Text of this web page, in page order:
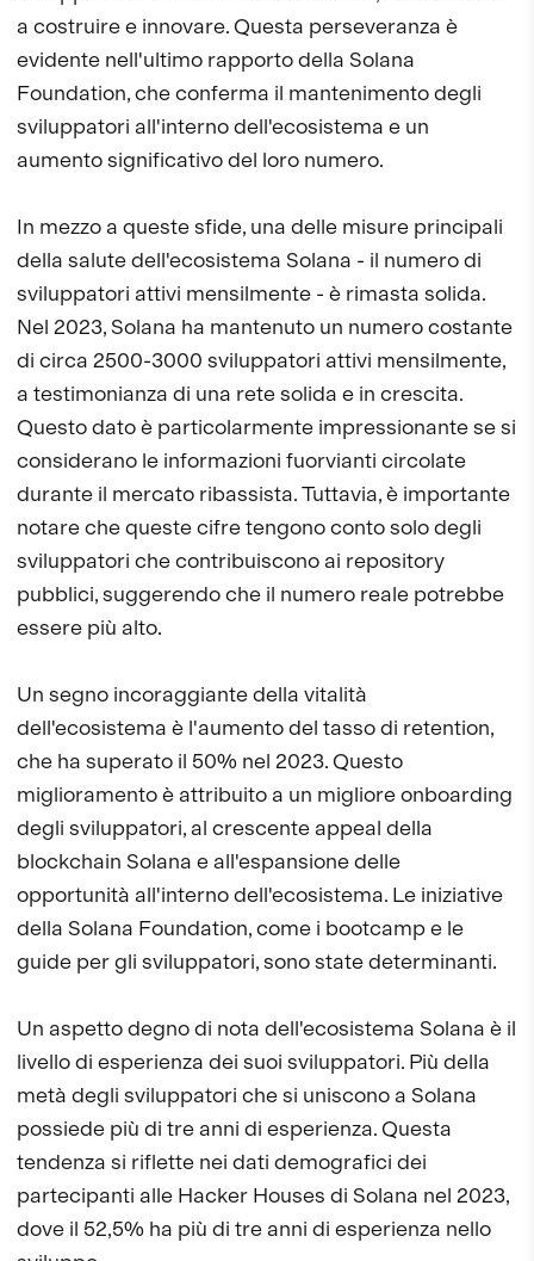
a costruire e innovare. Questa perseveranza è
evidente nell'ultimo rapporto della Solana
Foundation, che conferma il mantenimento degli
sviluppatori all'interno dell'ecosistema e un
aumento significativo del loro numero.
In mezzo a queste sfide, una delle misure principali
della salute dell'ecosistema Solana - il numero di
sviluppatori attivi mensilmente - è rimasta solida.
Nel 2023, Solana ha mantenuto un numero costante
di circa 2500-3000 sviluppatori attivi mensilmente,
a testimonianza di una rete solida e in crescita.
Questo dato è particolarmente impressionante se si
considerano le informazioni fuorvianti circolate
durante il mercato ribassista. Tuttavia, è importante
notare che queste cifre tengono conto solo degli
sviluppatori che contribuiscono ai repository
pubblici, suggerendo che il numero reale potrebbe
essere più alto.
Un segno incoraggiante della vitalità
dell'ecosistema è l'aumento del tasso di retention,
che ha superato il 50% nel 2023. Questo
miglioramento è attribuito a un migliore onboarding
degli sviluppatori, al crescente appeal della
blockchain Solana e all'espansione delle
opportunità all'interno dell'ecosistema. Le iniziative
della Solana Foundation, come i bootcamp e le
guide per gli sviluppatori, sono state determinanti.
Un aspetto degno di nota dell'ecosistema Solana è il
livello di esperienza dei suoi sviluppatori. Più della
metà degli sviluppatori che si uniscono a Solana
possiede più di tre anni di esperienza. Questa
tendenza si riflette nei dati demografici dei
partecipanti alle Hacker Houses di Solana nel 2023,
dove il 52,5% ha più di tre anni di esperienza nello